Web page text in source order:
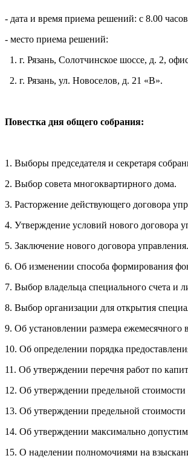
- дата и время приема решений: с 8.00
- место приема решений:
1. г. Рязань, Солотчинское шоссе, д. 2,
2. г. Рязань, ул. Новоселов, д. 21 «В».
Повестка дня общего собрания:
1. Выборы председателя и секретаря
2. Выбор совета многоквартирного дома.
3. Расторжение действующего договора
4. Утверждение условий нового договора
5. Заключение нового договора управления.
6. Об изменении способа формирования
7. Выбор владельца специального счета и
8. Выбор организации для открытия
9. Об установлении размера ежемесячного
10. Об определении порядка
11. Об утверждении перечня работ по
12. Об утверждении предельной стоимости
13. Об утверждении предельной стоимости
14. Об утверждении максимально
15. О наделении полномочиями на